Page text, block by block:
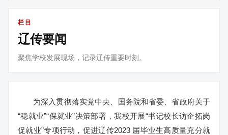
栏目
辽传要闻
聚焦学校发展现场，记录辽传重要时刻。
为深入贯彻落实党中央、国务院和省委、省政府关于
“稳就业”“保就业”决策部署，我校开展“书记校长访企拓岗
促就业”专项行动，促进辽传2023 届毕业生高质量充分就